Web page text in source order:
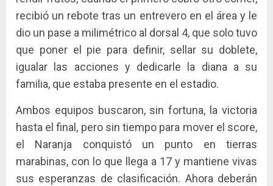
recibió un rebote tras un entrevero en el área y le
dio un pase a milimétrico al dorsal 4, que solo tuvo
que poner el pie para definir, sellar su doblete,
igualar las acciones y dedicarle la diana a su
familia, que estaba presente en el estadio.
Ambos equipos buscaron, sin fortuna, la victoria
hasta el final, pero sin tiempo para mover el score,
el Naranja conquistó un punto en tierras
marabinas, con lo que llega a 17 y mantiene vivas
sus esperanzas de clasificación. Ahora deberán